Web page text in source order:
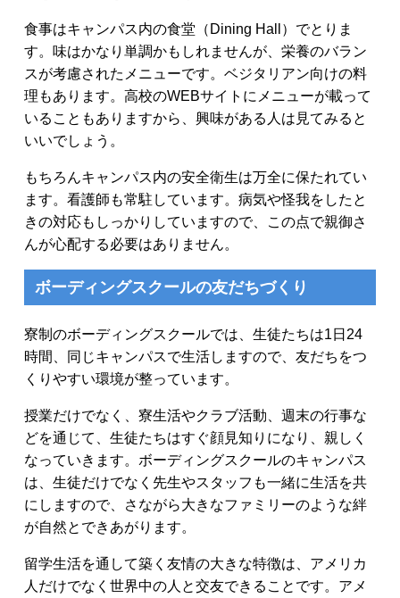
食事はキャンパス内の食堂（Dining Hall）でとりま
す。味はかなり単調かもしれませんが、栄養のバラン
スが考慮されたメニューです。ベジタリアン向けの料
理もあります。高校のWEBサイトにメニューが載って
いることもありますから、興味がある人は見てみると
いいでしょう。
もちろんキャンパス内の安全衛生は万全に保たれてい
ます。看護師も常駐しています。病気や怪我をしたと
きの対応もしっかりしていますので、この点で親御さ
んが心配する必要はありません。
ボーディングスクールの友だちづくり
寮制のボーディングスクールでは、生徒たちは1日24
時間、同じキャンパスで生活しますので、友だちをつ
くりやすい環境が整っています。
授業だけでなく、寮生活やクラブ活動、週末の行事な
どを通じて、生徒たちはすぐ顔見知りになり、親しく
なっていきます。ボーディングスクールのキャンパス
は、生徒だけでなく先生やスタッフも一緒に生活を共
にしますので、さながら大きなファミリーのような絆
が自然とできあがります。
留学生活を通して築く友情の大きな特徴は、アメリカ
人だけでなく世界中の人と交友できることです。アメ